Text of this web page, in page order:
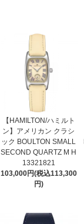
【HAMILTON/ハミルト
ン】アメリカン クラシ
ック BOULTON SMALL
SECOND QUARTZ M H
13321821
103,000円(税込113,300
円)